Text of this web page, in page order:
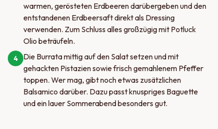
warmen, gerösteten Erdbeeren darübergeben und den
entstandenen Erdbeersaft direkt als Dressing
verwenden. Zum Schluss alles großzügig mit Potluck
Olio beträufeln.
4
Die Burrata mittig auf den Salat setzen und mit
gehackten Pistazien sowie frisch gemahlenem Pfeffer
toppen. Wer mag, gibt noch etwas zusätzlichen
Balsamico darüber. Dazu passt knuspriges Baguette
und ein lauer Sommerabend besonders gut.